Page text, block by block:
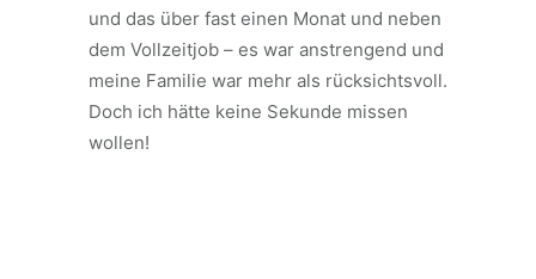
und das über fast einen Monat und neben
dem Vollzeitjob – es war anstrengend und
meine Familie war mehr als rücksichtsvoll.
Doch ich hätte keine Sekunde missen
wollen!